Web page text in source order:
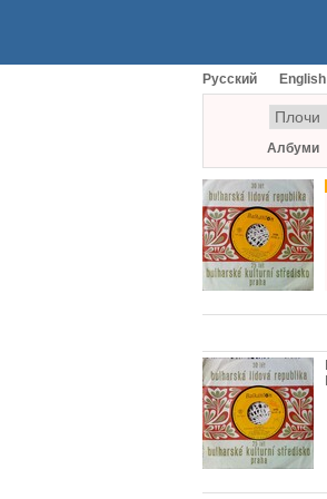
Русский English
Албуми